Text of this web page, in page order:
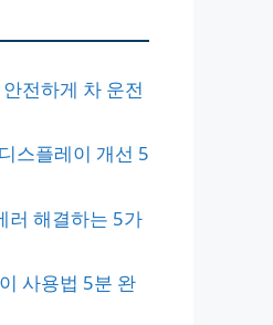
전하게 차 운전
스플레이 개선 5
러 해결하는 5가
사용법 5분 완